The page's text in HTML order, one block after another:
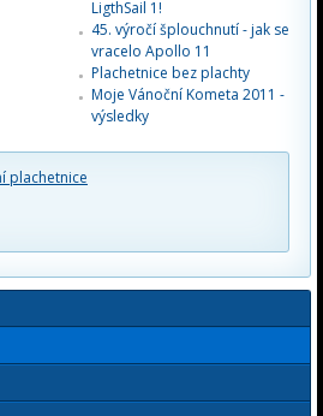
LigthSail 1!
45. výročí šplouchnutí - jak se
vracelo Apollo 11
Plachetnice bez plachty
Moje Vánoční Kometa 2011 -
výsledky
plachetnice